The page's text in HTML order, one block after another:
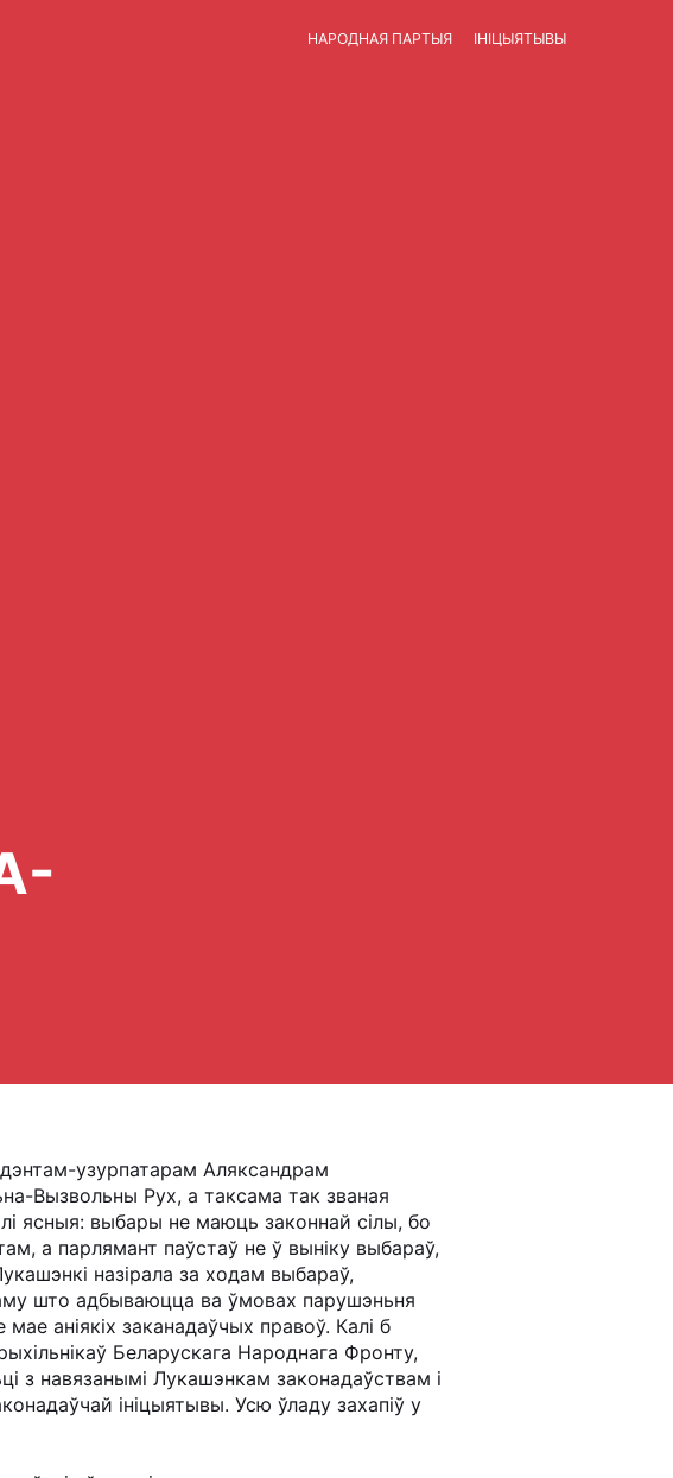
НАРОДНАЯ ПАРТЫЯ ІНІЦЫЯТЫВЫ
узурпатарам Аляксандрам
Вызвольны Рух, а таксама так званая
ясныя: выбары не маюць законнай сілы, бо
а парлямант паўстаў не ў выніку выбараў,
назірала за ходам выбараў,
што адбываюцца ва ўмовах парушэньня
аніякіх заканадаўчых правоў. Калі б
Беларускага Народнага Фронту,
з навязанымі Лукашэнкам законадаўствам і
ініцыятывы. Усю ўладу захапіў у